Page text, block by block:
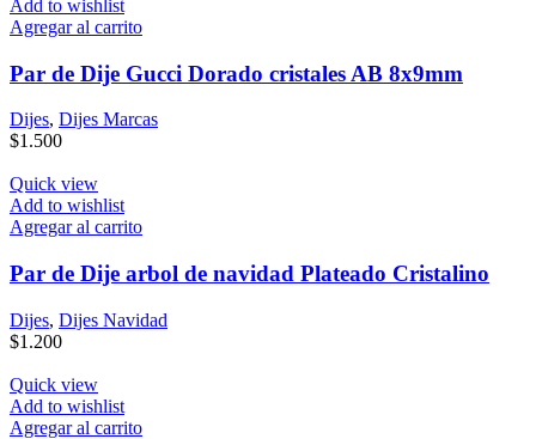
Add to wishlist
Agregar al carrito
Par de Dije Gucci Dorado cristales AB 8x9mm
Dijes, Dijes Marcas
$1.500
Quick view
Add to wishlist
Agregar al carrito
Par de Dije arbol de navidad Plateado Cristalino
Dijes, Dijes Navidad
$1.200
Quick view
Add to wishlist
Agregar al carrito